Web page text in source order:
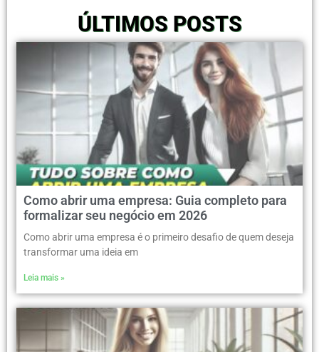
ÚLTIMOS POSTS
Como abrir uma empresa: Guia completo para
formalizar seu negócio em 2026
Como abrir uma empresa é o primeiro desafio de quem deseja
transformar uma ideia em
Leia mais »